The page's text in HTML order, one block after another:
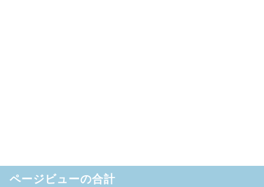
ページビューの合計